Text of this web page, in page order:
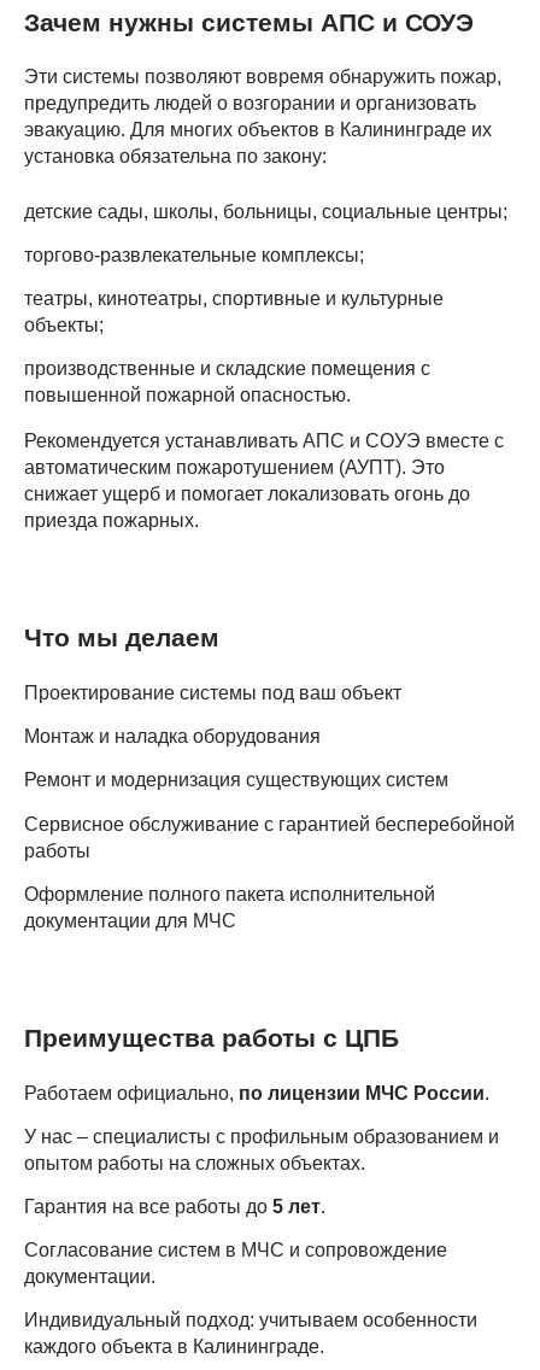
Зачем нужны системы АПС и СОУЭ
Эти системы позволяют вовремя обнаружить пожар,
предупредить людей о возгорании и организовать
эвакуацию. Для многих объектов в Калининграде их
установка обязательна по закону:
детские сады, школы, больницы, социальные центры;
торгово-развлекательные комплексы;
театры, кинотеатры, спортивные и культурные
объекты;
производственные и складские помещения с
повышенной пожарной опасностью.
Рекомендуется устанавливать АПС и СОУЭ вместе с
автоматическим пожаротушением (АУПТ). Это
снижает ущерб и помогает локализовать огонь до
приезда пожарных.
Что мы делаем
Проектирование системы под ваш объект
Mонтаж и наладка оборудования
Ремонт и модернизация существующих систем
Сервисное обслуживание с гарантией бесперебойной
работы
Оформление полного пакета исполнительной
документации для МЧС
Преимущества работы с ЦПБ
Работаем официально, по лицензии МЧС России.
У нас – специалисты с профильным образованием и
опытом работы на сложных объектах.
Гарантия на все работы до 5 лет.
Согласование систем в МЧС и сопровождение
документации.
Индивидуальный подход: учитываем особенности
каждого объекта в Калининграде.